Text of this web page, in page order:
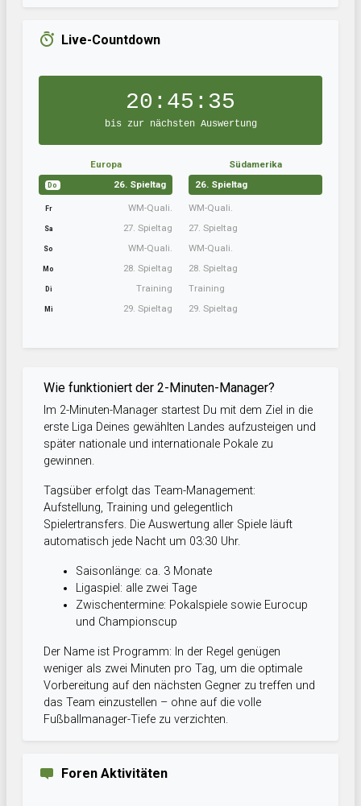
Live-Countdown
20:45:34
bis zur nächsten Auswertung
Europa
Do 26. Spieltag
Fr WM-Quali.
Sa 27. Spieltag
So WM-Quali.
Mo 28. Spieltag
Di Training
Mi 29. Spieltag
Südamerika
26. Spieltag
WM-Quali.
27. Spieltag
WM-Quali.
28. Spieltag
Training
29. Spieltag
Wie funktioniert der 2-Minuten-Manager?
Im 2-Minuten-Manager startest Du mit dem Ziel in die
erste Liga Deines gewählten Landes aufzusteigen und
später nationale und internationale Pokale zu
gewinnen.
Tagsüber erfolgt das Team-Management:
Aufstellung, Training und gelegentlich
Spielertransfers. Die Auswertung aller Spiele läuft
automatisch jede Nacht um 03:30 Uhr.
Saisonlänge: ca. 3 Monate
Ligaspiel: alle zwei Tage
Zwischentermine: Pokalspiele sowie Eurocup
und Championscup
Der Name ist Programm: In der Regel genügen
weniger als zwei Minuten pro Tag, um die optimale
Vorbereitung auf den nächsten Gegner zu treffen und
das Team einzustellen – ohne auf die volle
Fußballmanager-Tiefe zu verzichten.
Foren Aktivitäten